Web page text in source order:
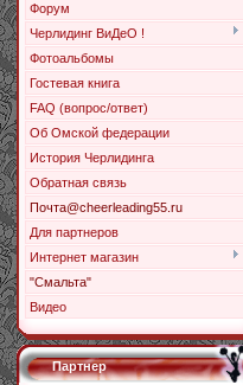
Форум
Черлидинг ВиДеО !
Фотоальбомы
Гостевая книга
FAQ (вопрос/ответ)
Об Омской федерации
История Черлидинга
Обратная связь
Почта@cheerleading55.ru
Для партнеров
Интернет магазин
"Смальта"
Видео
Партнер